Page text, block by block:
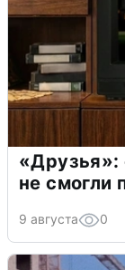
«Друзья»:
не смогли
9 августа 0